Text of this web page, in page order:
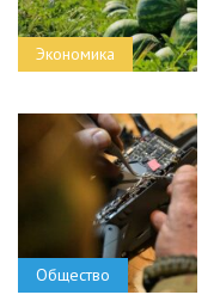
Экономика
Общество